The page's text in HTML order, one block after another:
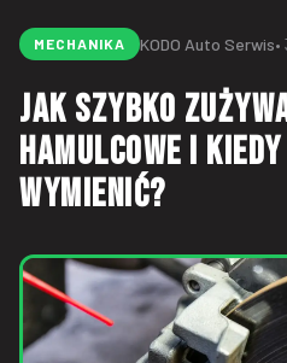
MECHANIKA KODO Auto Serwis
Jak szybko
hamulcowe i
wymienić?